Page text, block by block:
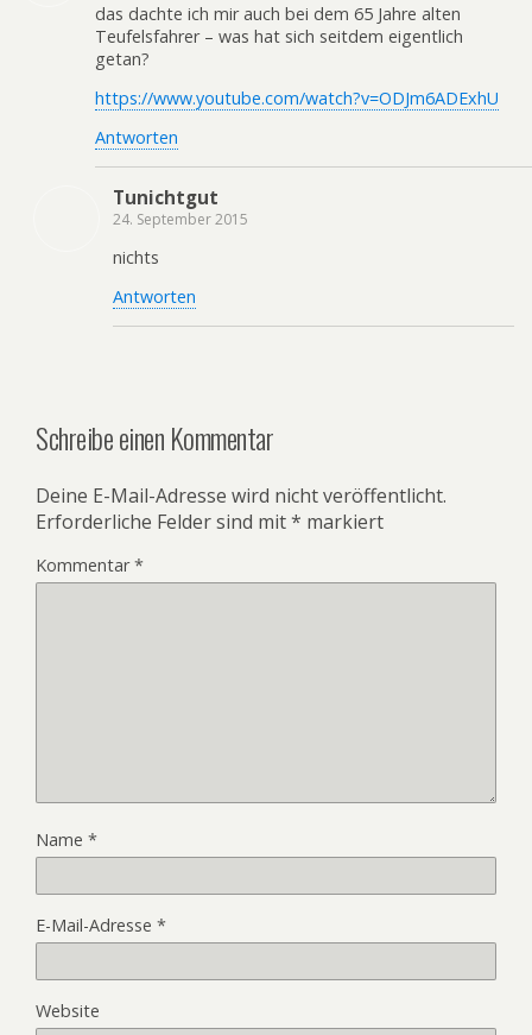
das dachte ich mir auch bei dem 65 Jahre alten
Teufelsfahrer – was hat sich seitdem eigentlich
getan?
https://www.youtube.com/watch?v=ODJm6ADExhU
Antworten
Tunichtgut
24. September 2015
nichts
Antworten
Schreibe einen Kommentar
Deine E-Mail-Adresse wird nicht veröffentlicht.
Erforderliche Felder sind mit* markiert
Kommentar*
Name *
E-Mail-Adresse *
Website